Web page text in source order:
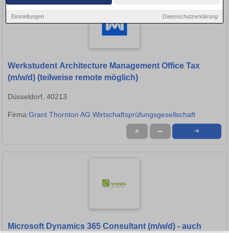
Einstellungen Datenschutzerklärung
Werkstudent Architecture Management Office Tax
(m/w/d) (teilweise remote möglich)
Düsseldorf, 40213
Firma:Grant Thornton AG Wirtschaftsprüfungsgesellschaft
★ ➦ ➜
Microsoft Dynamics 365 Consultant (m/w/d) - auch